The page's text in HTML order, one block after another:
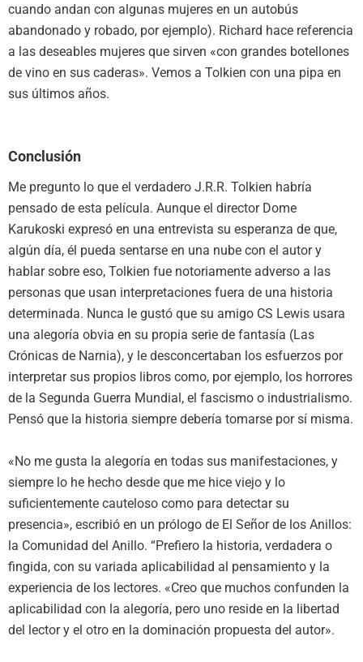
cuando andan con algunas mujeres en un autobús
abandonado y robado, por ejemplo). Richard hace referencia
a las deseables mujeres que sirven «con grandes botellones
de vino en sus caderas». Vemos a Tolkien con una pipa en
sus últimos años.
Conclusión
Me pregunto lo que el verdadero J.R.R. Tolkien habría
pensado de esta película. Aunque el director Dome
Karukoski expresó en una entrevista su esperanza de que,
algún día, él pueda sentarse en una nube con el autor y
hablar sobre eso, Tolkien fue notoriamente adverso a las
personas que usan interpretaciones fuera de una historia
determinada. Nunca le gustó que su amigo CS Lewis usara
una alegoría obvia en su propia serie de fantasía (Las
Crónicas de Narnia), y le desconcertaban los esfuerzos por
interpretar sus propios libros como, por ejemplo, los horrores
de la Segunda Guerra Mundial, el fascismo o industrialismo.
Pensó que la historia siempre debería tomarse por sí misma.
«No me gusta la alegoría en todas sus manifestaciones, y
siempre lo he hecho desde que me hice viejo y lo
suficientemente cauteloso como para detectar su
presencia», escribió en un prólogo de El Señor de los Anillos:
la Comunidad del Anillo. “Prefiero la historia, verdadera o
fingida, con su variada aplicabilidad al pensamiento y la
experiencia de los lectores. «Creo que muchos confunden la
aplicabilidad con la alegoría, pero uno reside en la libertad
del lector y el otro en la dominación propuesta del autor».